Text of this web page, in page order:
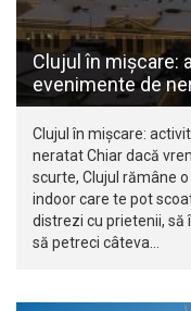
Clujul în mișcare:
evenimente de
Clujul în mișcare:
neratat Chiar dacă
scurte, Clujul rămâne
indoor care te pot
distrezi cu prietenii,
să petreci câteva…